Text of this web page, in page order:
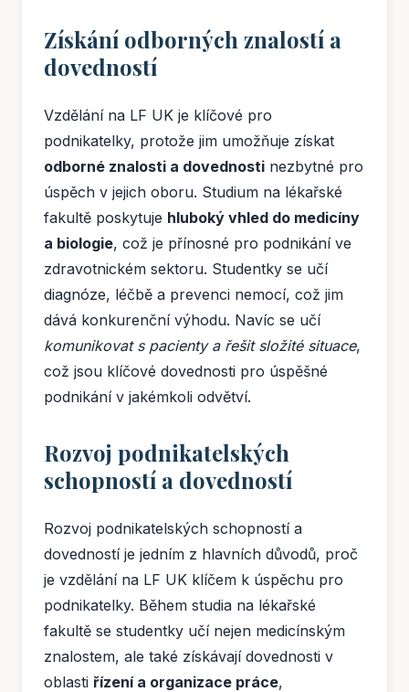
Získání odborných znalostí a
dovedností
Vzdělání na LF UK je klíčové pro
podnikatelky, protože jim umožňuje získat
odborné znalosti a dovednosti nezbytné pro
úspěch v jejich oboru. Studium na lékařské
fakultě poskytuje hluboký vhled do medicíny
a biologie, což je přínosné pro podnikání ve
zdravotnickém sektoru. Studentky se učí
diagnóze, léčbě a prevenci nemocí, což jim
dává konkurenční výhodu. Navíc se učí
komunikovat s pacienty a řešit složité situace,
což jsou klíčové dovednosti pro úspěšné
podnikání v jakémkoli odvětví.
Rozvoj podnikatelských
schopností a dovedností
Rozvoj podnikatelských schopností a
dovedností je jedním z hlavních důvodů, proč
je vzdělání na LF UK klíčem k úspěchu pro
podnikatelky. Během studia na lékařské
fakultě se studentky učí nejen medicínským
znalostem, ale také získávají dovednosti v
oblasti řízení a organizace práce,